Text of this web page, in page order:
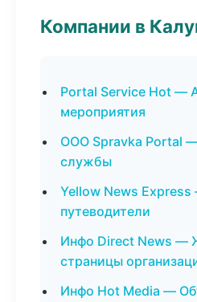
Компании в
Portal Service Hot —
мероприятия
ООО Spravka Portal
службы
Yellow News
путеводители
Инфо Direct News —
страницы
Инфо Hot Media —